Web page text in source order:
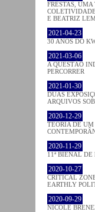
FRESTAS,
E BEATRIZ
2021-04-23
30 ANOS DO
2021-03-06
A QUESTÃO
PERCORRER
2021-01-30
DUAS
ARQUIVOS
2020-12-29
TEORIA DE
2020-11-29
11ª BIENAL
2020-10-27
CRITICAL
EARTHLY
2020-09-29
NICOLE